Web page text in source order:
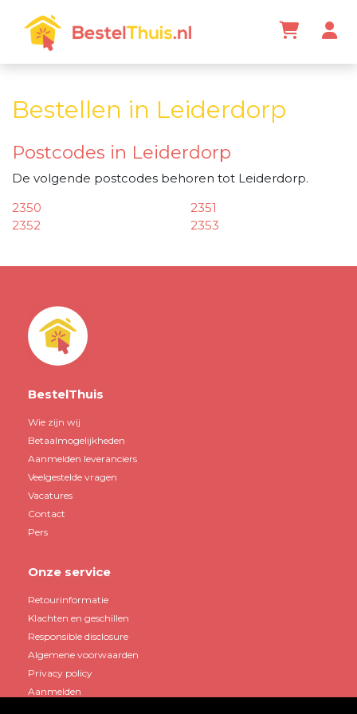
Bestellen in Leiderdorp
Postcodes in Leiderdorp
De volgende postcodes behoren tot Leiderdorp.
2350
2351
2352
2353
BestelThuis
Wie zijn wij
Betaalmogelijkheden
Aanmelden leveranciers
Veelgestelde vragen
Vacatures
Contact
Pers
Onze service
Retourinformatie
Klachten en geschillen
Responsible disclosure
Algemene voorwaarden
Privacy policy
Aanmelden